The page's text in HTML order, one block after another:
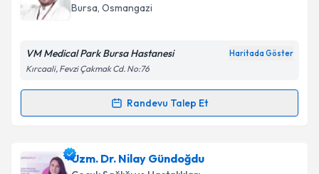
Bursa, Osmangazi
VM Medical Park Bursa Hastanesi Haritada Göster
Kırcaali, Fevzi Çakmak Cd. No:76
Randevu Talep Et
Randevu Takvimi Talebi
Uzm. Dr. Selami Ayiçin randevu takvimi talebi
oluşturun. Size bu uzmandan randevu almanız için bir
Uzm. Dr. Nilay Gündoğdu